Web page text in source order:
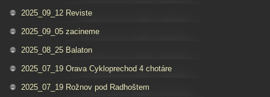
2025_09_12 Reviste
2025_09_05 zacineme
2025_08_25 Balaton
2025_07_19 Orava Cykloprechod 4 chotáre
2025_07_19 Rožnov pod Radhoštem